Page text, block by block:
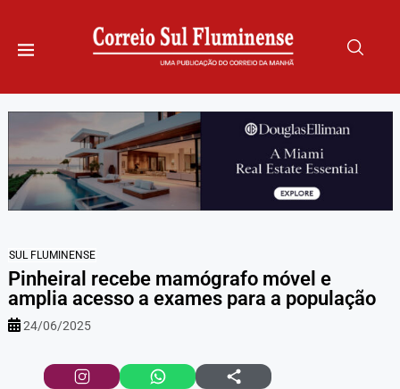
SUL FLUMINENSE
Pinheiral recebe mamógrafo móvel e
amplia acesso a exames para a população
24/06/2025